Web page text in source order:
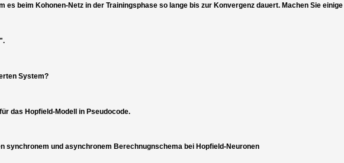
es beim Kohonen-Netz in der Trainingsphase so lange bis zur Konvergenz dauert. Machen Sie
System?
das Hopfield-Modell in Pseudocode.
synchronem und asynchronem Berechnugnschema bei Hopfield-Neuronen